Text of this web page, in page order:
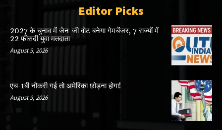
Editor Picks
2027 के चुनाव में जेन-जी वोट बनेगा गेमचेंजर, 7 राज्यों में
22 फीसदी युवा मतदाता
August 9, 2026
एच-1बी नौकरी गई तो अमेरिका छोड़ना होगा!
August 9, 2026